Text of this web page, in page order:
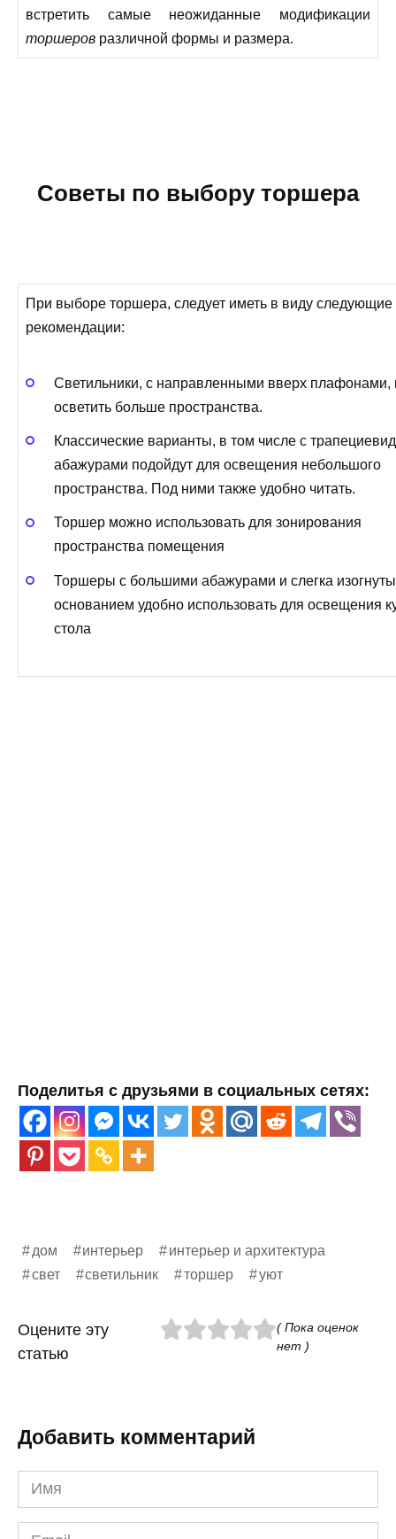
встретить самые неожиданные модификации
торшеров различной формы и размера.
Советы по выбору торшера
При выборе торшера, следует иметь в виду следующие
рекомендации:
Светильники, с направленными вверх плафонами,
осветить больше пространства.
Классические варианты, в том числе с
абажурами подойдут для освещения небольшого
пространства. Под ними также удобно читать.
Торшер можно использовать для зонирования
пространства помещения
Торшеры с большими абажурами и слегка
основанием удобно использовать для освещения
стола
Поделитья с друзьями в социальных сетях:
дом интерьер
интерьер и архитектура
свет
светильник торшер уют
Оцените эту
статью
( Пока оценок
нет )
Добавить комментарий
Имя
*
Email